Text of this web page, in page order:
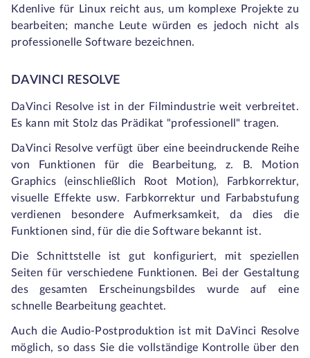
Kdenlive für Linux reicht aus, um komplexe Projekte zu
bearbeiten; manche Leute würden es jedoch nicht als
professionelle Software bezeichnen.
DAVINCI RESOLVE
DaVinci Resolve ist in der Filmindustrie weit verbreitet.
Es kann mit Stolz das Prädikat "professionell" tragen.
DaVinci Resolve verfügt über eine beeindruckende Reihe
von Funktionen für die Bearbeitung, z. B. Motion
Graphics (einschließlich Root Motion), Farbkorrektur,
visuelle Effekte usw. Farbkorrektur und Farbabstufung
verdienen besondere Aufmerksamkeit, da dies die
Funktionen sind, für die die Software bekannt ist.
Die Schnittstelle ist gut konfiguriert, mit speziellen
Seiten für verschiedene Funktionen. Bei der Gestaltung
des gesamten Erscheinungsbildes wurde auf eine
schnelle Bearbeitung geachtet.
Auch die Audio-Postproduktion ist mit DaVinci Resolve
möglich, so dass Sie die vollständige Kontrolle über den